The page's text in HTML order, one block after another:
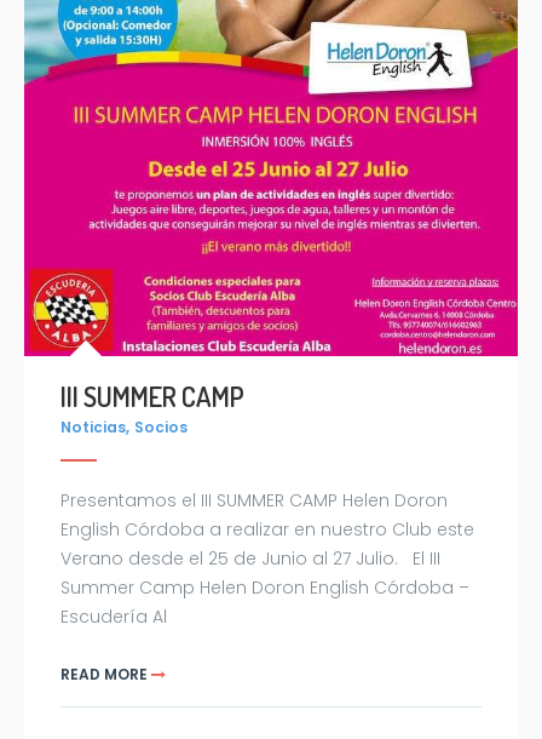
III SUMMER CAMP
Noticias, Socios
Presentamos el III SUMMER CAMP Helen Doron
English Córdoba a realizar en nuestro Club este
Verano desde el 25 de Junio al 27 Julio. El III
Summer Camp Helen Doron English Córdoba –
Escudería Al
READ MORE